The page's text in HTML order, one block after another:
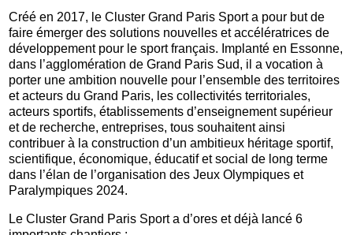
Créé en 2017, le Cluster Grand Paris Sport a pour but de
faire émerger des solutions nouvelles et accélératrices de
développement pour le sport français. Implanté en Essonne,
dans l’agglomération de Grand Paris Sud, il a vocation à
porter une ambition nouvelle pour l’ensemble des territoires
et acteurs du Grand Paris, les collectivités territoriales,
acteurs sportifs, établissements d’enseignement supérieur
et de recherche, entreprises, tous souhaitent ainsi
contribuer à la construction d’un ambitieux héritage sportif,
scientifique, économique, éducatif et social de long terme
dans l’élan de l’organisation des Jeux Olympiques et
Paralympiques 2024.
Le Cluster Grand Paris Sport a d’ores et déjà lancé 6